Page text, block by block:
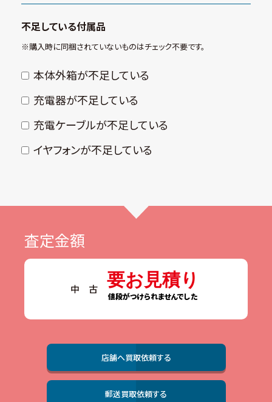
不足している付属品
※購⼊時に同梱されていないものはチェック不要です。
本体外箱が不⾜している
充電器が不⾜している
充電ケーブルが不⾜している
イヤフォンが不⾜している
査定金額
中 古 要お見積り
店舗へ買取依頼する
郵送買取依頼する